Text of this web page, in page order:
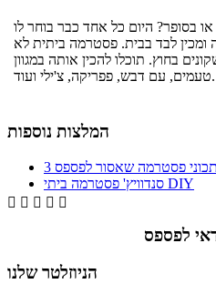
בסופר? היום כל אחד כבר בוחר לו
לבד בבית. פסטרמה ביתית לא
בחוץ. תוכלו להכין אותה במגוון
טעמים, עם דבש, פפריקה, צ'ילי ועוד.
המלצות נוספות
פסטרמה שאסור לפספס
סנדוויץ' פסטרמה ביתי DIY
    
הניוזלטר שלנו